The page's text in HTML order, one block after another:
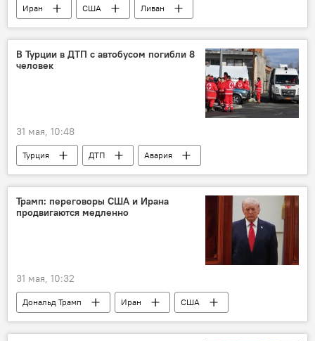
Иран США
Ливан
Израиль
В Турции в ДТП с автобусом погибли 8
человек
31 мая, 10:48
Турция ДТП Авария
Трамп: переговоры США и Ирана
продвигаются медленно
31 мая, 10:32
Дональд Трамп Иран США